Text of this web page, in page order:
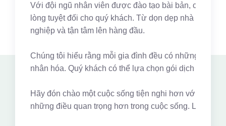
Với đội ngũ nhân viên được đào tạo bài bản, có kinh
lòng tuyệt đối cho quý khách. Từ dọn dẹp nhà cửa,
nghiệp và tận tâm lên hàng đầu.
Chúng tôi hiểu rằng mỗi gia đình đều có những nhu
nhân hóa. Quý khách có thể lựa chọn gói dịch vụ
Hãy đón chào một cuộc sống tiện nghi hơn với Bảo
những điều quan trọng hơn trong cuộc sống. Liên hệ